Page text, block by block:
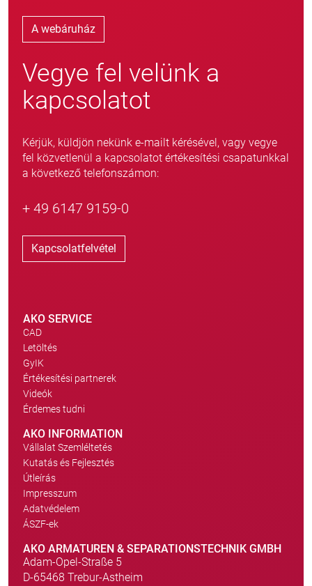
A webáruház
Vegye fel velünk a
kapcsolatot
Kérjük, küldjön nekünk e-mailt kérésével, vagy vegye
fel közvetlenül a kapcsolatot értékesítési csapatunkkal
Kapcsolatfelvétel
AKO SERVICE
CAD
Letöltés
GyIK
Értékesítési partnerek
Videók
AKO INFORMATION
Vállalat Szemléltetés
Kutatás és Fejlesztés
Útleírás
Impresszum
Adatvédelem
AKO ARMATUREN & SEPARATIONSTECHNIK GMBH
Adam-Opel-Straße 5